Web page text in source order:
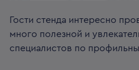
Гости стенда интересно
много полезной и
специалистов по